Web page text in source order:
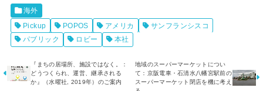
海外
Pickup
POPOS アメリカ
サンフランシスコ
パブリック
ロビー 本社
『まちの居場所、施設ではなく。：
どうつくられ、運営、継承される
か』（水曜社, 2019年）のご案内
地域のスーパーマーケットについ
て：京阪電車・石清水八幡宮駅前の
スーパーマーケット閉店を機に考え